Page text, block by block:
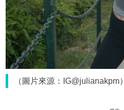
（圖片來源：IG@julianakpm）